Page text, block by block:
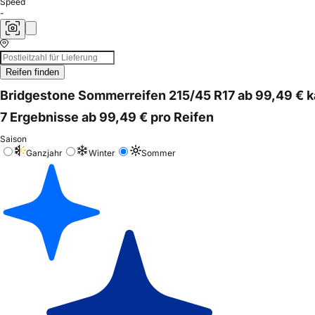
-
Reifen finden
Bridgestone Sommerreifen 215/45 R17 ab 99,49 €
7 Ergebnisse ab 99,49 € pro Reifen
Saison
Ganzjahr
Winter Sommer